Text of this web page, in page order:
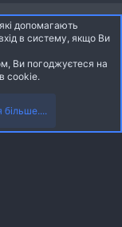
Ltd.
Ltd. | dev: Pages
допомагають
в систему, якщо Ви
Ви погоджуєтеся на
cookie.
більше....